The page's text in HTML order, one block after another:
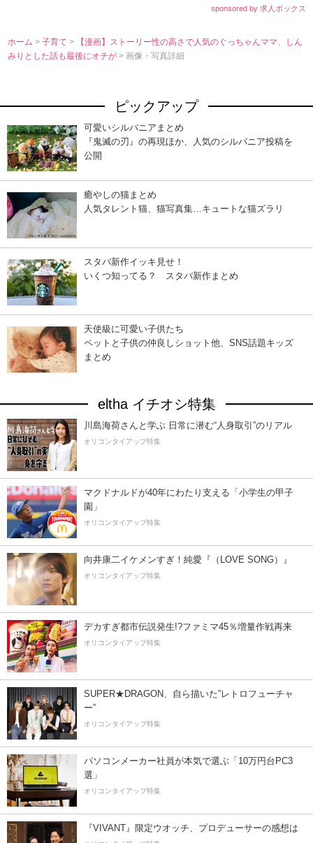
sponsored by 求人ボックス
ホーム >子育て>
【漫画】ストーリー性の高さで人気のぐっちゃんママ、しん
みりとした話も最後にオチが> 画像・写真詳細
ピックアップ
可愛いシルバニアまとめ
『鬼滅の刃』の再現ほか、人気のシルバニア投稿を
公開
癒やしの猫まとめ
人気タレント猫、猫写真集…キュートな猫ズラリ
スタバ新作イッキ見せ！
いくつ知ってる？ スタバ新作まとめ
天使級に可愛い子供たち
ペットと子供の仲良しショット他、SNS話題キッズ
まとめ
eltha イチオシ特集
川島海荷さんと学ぶ 日常に潜む“人身取引”のリアル
オリコンタイアップ特集
マクドナルドが40年にわたり支える「小学生の甲子
園」
オリコンタイアップ特集
向井康二イケメンすぎ！純愛『（LOVE SONG）』
オリコンタイアップ特集
デカすぎ都市伝説発生!?ファミマ45％増量作戦再来
オリコンタイアップ特集
SUPER★DRAGON、自ら描いた”レトロフューチャ
ー”
オリコンタイアップ特集
パソコンメーカー社員が本気で選ぶ「10万円台PC3
選」
オリコンタイアップ特集
『VIVANT』限定ウオッチ、プロデューサーの感想は